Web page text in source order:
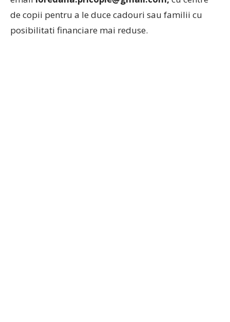
de copii pentru a le duce cadouri sau familii cu
posibilitati financiare mai reduse.